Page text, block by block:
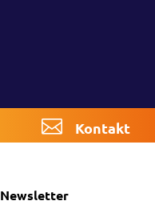
Kontakt
Newsletter